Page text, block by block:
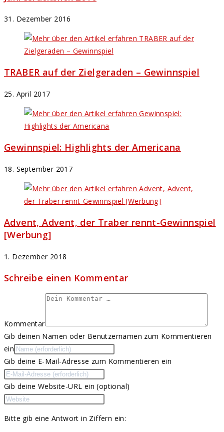
31. Dezember 2016
TRABER auf der Zielgeraden – Gewinnspiel
25. April 2017
Gewinnspiel: Highlights der Americana
18. September 2017
Advent, Advent, der Traber rennt-Gewinnspiel
[Werbung]
1. Dezember 2018
Schreibe einen Kommentar
Kommentar
Gib deinen Namen oder Benutzernamen zum Kommentieren
ein
Gib deine E-Mail-Adresse zum Kommentieren ein
Gib deine Website-URL ein (optional)
Bitte gib eine Antwort in Ziffern ein: